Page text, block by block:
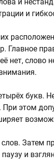
и
Главное
нет, слово
букв.
этом
Затем
и